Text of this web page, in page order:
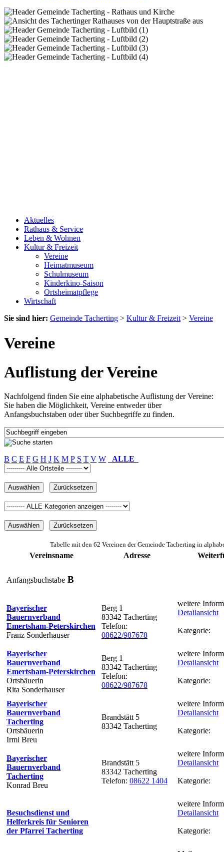
Aktuelles
Rathaus & Service
Leben & Wohnen
Kultur & Freizeit
Vereine
Heimatmuseum
Schulmuseum
Kinderkino-Saison
Ortsheimatpflege
Wirtschaft
Sie sind hier: Gemeinde Tacherting > Kultur & Freizeit > Vereine
Vereine
Auflistung der Vereine
Nachfolgend finden Sie eine alphabetische Auflistung der Vereine:
Sie haben die Möglichkeit, Vereine entweder über
Anfangsbuchstaben oder über Suchbegriffe zu finden.
B C E F G H J K M P S T V W ALLE
Tabelle mit den 62 Vereinen der Gemeinde Tacherting in
Vereinsname Adresse
Anfangsbuchstabe B
Bayerischer
Bauernverband
Emertsham-Peterskirchen
Franz Sonderhauser
Berg 1
83342 Tacherting
Telefon:
08622/987678
weitere
Detailansicht
Kategorie:
Bayerischer
Bauernverband
Emertsham-Peterskirchen
Ortsbäuerin
Rita Sonderhauser
Berg 1
83342 Tacherting
Telefon:
08622/987678
weitere
Detailansicht
Kategorie:
Bayerischer
Bauernverband
Tacherting
Ortsbäuerin
Irmi Breu
Brandstätt 5
83342 Tacherting
weitere
Detailansicht
Kategorie:
Bayerischer
Bauernverband
Tacherting
Konrad Breu
Brandstätt 5
83342 Tacherting
Telefon: 08622 1404
weitere
Detailansicht
Kategorie:
Besuchsdienst und
Helferkreis für Senioren
der Pfarrei Tacherting
weitere
Detailansicht
Kategorie: